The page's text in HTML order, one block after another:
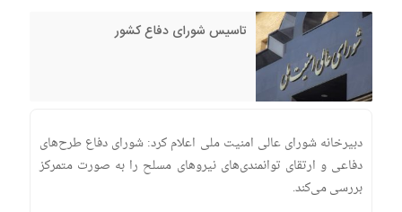
تاسیس شورای دفاع کشور
دبیرخانه شورای عالی امنیت ملی اعلام کرد: شورای دفاع طرح‌های
دفاعی و ارتقای توانمندی‌های نیرو‌های مسلح را به صورت متمرکز
بررسی می‌کند.